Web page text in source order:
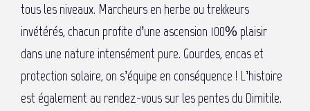
tous les niveaux. Marcheurs en herbe ou trekkeurs
invétérés, chacun profite d’une ascension 100% plaisir
dans une nature intensément pure. Gourdes, encas et
protection solaire, on s’équipe en conséquence ! L’histoire
est également au rendez-vous sur les pentes du Dimitile.